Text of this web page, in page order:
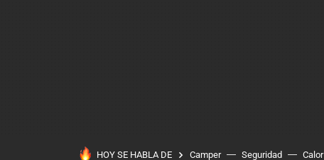
HOY SE HABLA DE Camper Seguridad Calor